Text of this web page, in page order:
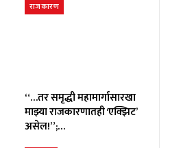
राजकारण
“…तर समृद्धी महामार्गासारखा
माझ्या राजकारणातही ‘एक्झिट’
असेल!”;…